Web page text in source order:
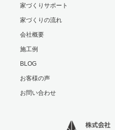
家づくりサポート
家づくりの流れ
会社概要
施工例
BLOG
お客様の声
お問い合わせ